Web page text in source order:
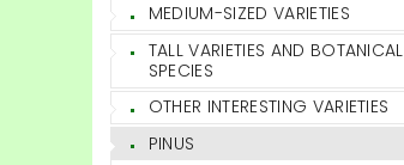
MEDIUM-SIZED VARIETIES
TALL VARIETIES AND BOTANICAL
SPECIES
OTHER INTERESTING VARIETIES
PINUS